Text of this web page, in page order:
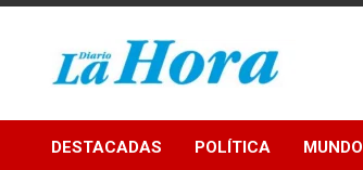
Diario La Hora
DESTACADAS POLÍTICA MUNDO